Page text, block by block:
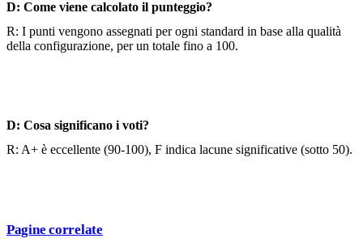
D: Come viene calcolato il punteggio?
R: I punti vengono assegnati per ogni standard in base alla qualità
della configurazione, per un totale fino a 100.
D: Cosa significano i voti?
R: A+ è eccellente (90-100), F indica lacune significative (sotto 50).
Pagine correlate